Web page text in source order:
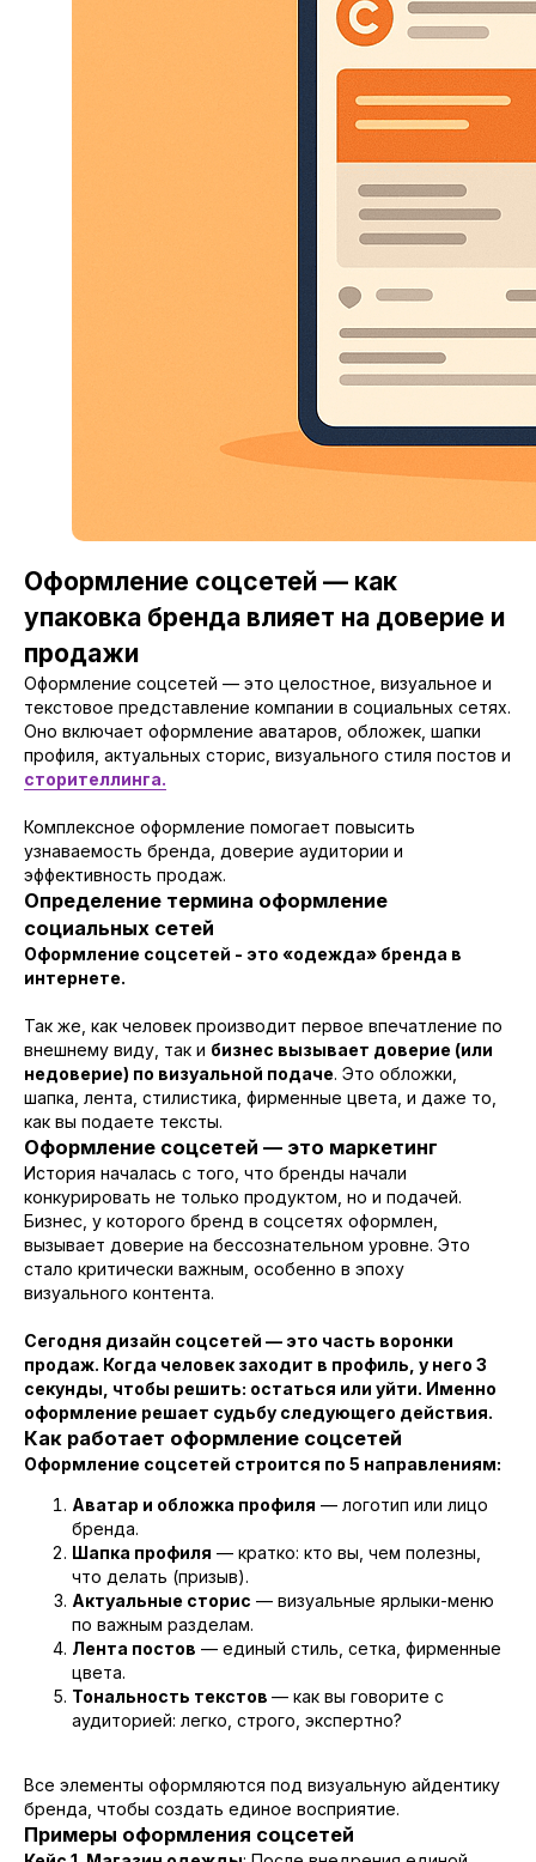
Оформление соцсетей — как
упаковка бренда влияет на доверие и
продажи
Оформление соцсетей — это целостное, визуальное и
текстовое представление компании в социальных сетях.
Оно включает оформление аватаров, обложек, шапки
профиля, актуальных сторис, визуального стиля постов и
сторителлинга.
Комплексное оформление помогает повысить
узнаваемость бренда, доверие аудитории и
эффективность продаж.
Определение термина оформление
социальных сетей
Оформление соцсетей - это «одежда» бренда в
интернете.
Так же, как человек производит первое впечатление по
внешнему виду, так и бизнес вызывает доверие (или
недоверие) по визуальной подаче. Это обложки,
шапка, лента, стилистика, фирменные цвета, и даже то,
как вы подаете тексты.
Оформление соцсетей — это маркетинг
История началась с того, что бренды начали
конкурировать не только продуктом, но и подачей.
Бизнес, у которого бренд в соцсетях оформлен,
вызывает доверие на бессознательном уровне. Это
стало критически важным, особенно в эпоху
визуального контента.
Сегодня дизайн соцсетей — это часть воронки
продаж. Когда человек заходит в профиль, у него 3
секунды, чтобы решить: остаться или уйти. Именно
оформление решает судьбу следующего действия.
Как работает оформление соцсетей
Оформление соцсетей строится по 5 направлениям:
Аватар и обложка профиля — логотип или лицо
бренда.
Шапка профиля — кратко: кто вы, чем полезны,
что делать (призыв).
Актуальные сторис — визуальные ярлыки-меню
по важным разделам.
Лента постов — единый стиль, сетка, фирменные
цвета.
Тональность текстов — как вы говорите с
аудиторией: легко, строго, экспертно?
Все элементы оформляются под визуальную айдентику
бренда, чтобы создать единое восприятие.
Примеры оформления соцсетей